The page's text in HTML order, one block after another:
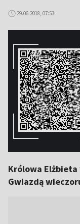
29.06.2018, 07:53
Królowa Elżbieta
Gwiazdą